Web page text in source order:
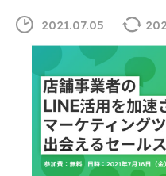
2021.07.05